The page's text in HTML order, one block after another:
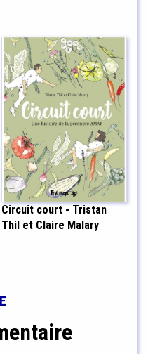
Circuit court - Tristan
Thil et Claire Malary